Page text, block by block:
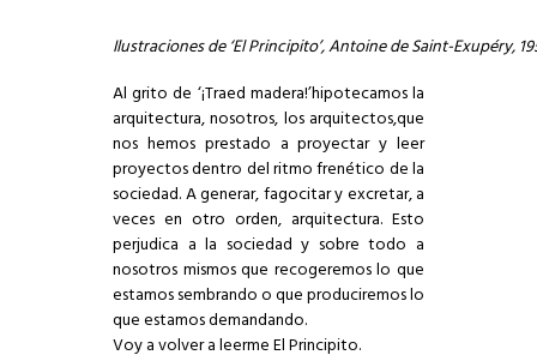
Ilustraciones de ‘El Principito’, Antoine de Saint-Exupéry,
Al grito de ‘¡Traed madera!’hipotecamos la
arquitectura, nosotros, los arquitectos,que
nos hemos prestado a proyectar y leer
proyectos dentro del ritmo frenético de la
sociedad. A generar, fagocitar y excretar, a
veces en otro orden, arquitectura. Esto
perjudica a la sociedad y sobre todo a
nosotros mismos que recogeremos lo que
estamos sembrando o que produciremos lo
que estamos demandando.
Voy a volver a leerme El Principito.